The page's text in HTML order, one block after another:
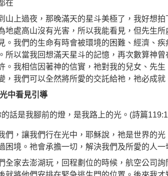
在
山上過夜，那晚滿天的星斗美極了，我好想
地處高山沒有光害，所以我能看見，但先生
。我們的生命有時會被環境的困難、經濟、
所以當我回想滿天星斗的記憶，再次數算神
。我相信因著神的信實，祂對我的兒女、先
，我們可以全然將所愛的交託給祂，祂必成就
中看見引導
的話是我腳前的燈，是我路上的光。(詩篇
們，讓我們行在光中，耶穌說，祂是世界的
困境。祂會承擔一切，解決我們及所愛的人一
全家去澎湖玩，回程劃位的時候，航空公司